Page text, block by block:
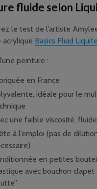
fluide selon
le test de l’artiste
Basics Fluid
peinture :
en France
idéale pour le
une faible viscosité, fluide
à l’emploi (pas de
en petites
avec bouchon clapet